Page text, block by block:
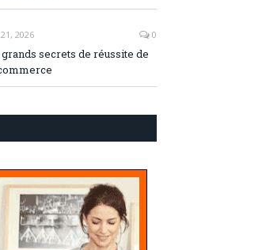
21, 2026 0
secrets de réussite de